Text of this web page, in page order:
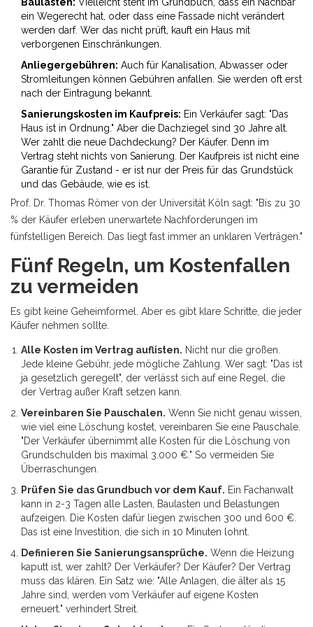
ein Wegerecht hat, oder dass eine Fassade nicht verändert
werden darf. Wer das nicht prüft, kauft ein Haus mit
verborgenen Einschränkungen.
Anliegergebühren: Auch für Kanalisation, Abwasser oder
Stromleitungen können Gebühren anfallen. Sie werden oft erst
nach der Eintragung bekannt.
Sanierungskosten im Kaufpreis: Ein Verkäufer sagt: "Das
Haus ist in Ordnung." Aber die Dachziegel sind 30 Jahre alt.
Wer zahlt die neue Dachdeckung? Der Käufer. Denn im
Vertrag steht nichts von Sanierung. Der Kaufpreis ist nicht eine
Garantie für Zustand - er ist nur der Preis für das Grundstück
und das Gebäude, wie es ist.
Prof. Dr. Thomas Römer von der Universität Köln sagt: "Bis zu 30
% der Käufer erleben unerwartete Nachforderungen im
fünfstelligen Bereich. Das liegt fast immer an unklaren Verträgen."
Fünf Regeln, um Kostenfallen
zu vermeiden
Es gibt keine Geheimformel. Aber es gibt klare Schritte, die jeder
Käufer nehmen sollte.
Alle Kosten im Vertrag auflisten. Nicht nur die großen.
Jede kleine Gebühr, jede mögliche Zahlung. Wer sagt: "Das ist
ja gesetzlich geregelt", der verlässt sich auf eine Regel, die
der Vertrag außer Kraft setzen kann.
Vereinbaren Sie Pauschalen. Wenn Sie nicht genau wissen,
wie viel eine Löschung kostet, vereinbaren Sie eine Pauschale.
"Der Verkäufer übernimmt alle Kosten für die Löschung von
Grundschulden bis maximal 3.000 €." So vermeiden Sie
Überraschungen.
Prüfen Sie das Grundbuch vor dem Kauf. Ein Fachanwalt
kann in 2-3 Tagen alle Lasten, Baulasten und Belastungen
aufzeigen. Die Kosten dafür liegen zwischen 300 und 600 €.
Das ist eine Investition, die sich in 10 Minuten lohnt.
Definieren Sie Sanierungsansprüche. Wenn die Heizung
kaputt ist, wer zahlt? Der Verkäufer? Der Käufer? Der Vertrag
muss das klären. Ein Satz wie: "Alle Anlagen, die älter als 15
Jahre sind, werden vom Verkäufer auf eigene Kosten
erneuert." verhindert Streit.